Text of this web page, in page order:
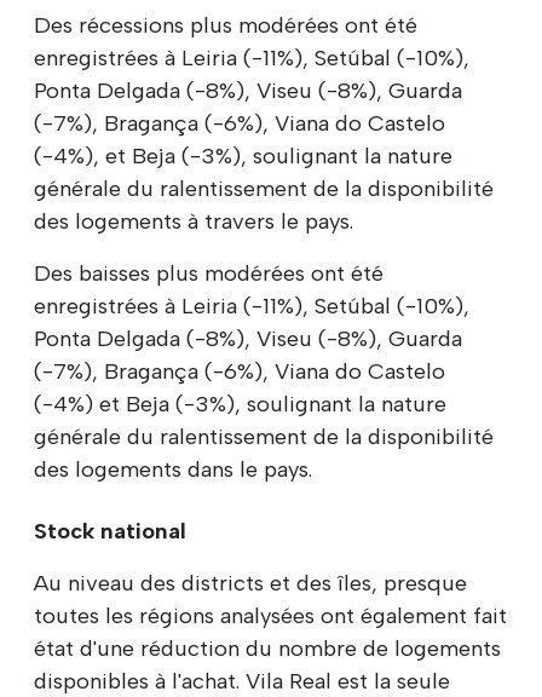
Des récessions plus modérées ont été
enregistrées à Leiria (-11%), Setúbal (-10%),
Ponta Delgada (-8%), Viseu (-8%), Guarda
(-7%), Bragança (-6%), Viana do Castelo
(-4%), et Beja (-3%), soulignant la nature
générale du ralentissement de la disponibilité
des logements à travers le pays.
Des baisses plus modérées ont été
enregistrées à Leiria (-11%), Setúbal (-10%),
Ponta Delgada (-8%), Viseu (-8%), Guarda
(-7%), Bragança (-6%), Viana do Castelo
(-4%) et Beja (-3%), soulignant la nature
générale du ralentissement de la disponibilité
des logements dans le pays.
Stock national
Au niveau des districts et des îles, presque
toutes les régions analysées ont également fait
état d'une réduction du nombre de logements
disponibles à l'achat. Vila Real est la seule